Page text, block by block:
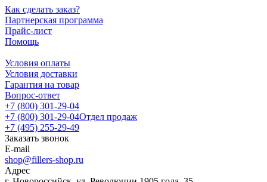
Как сделать заказ?
Партнерская программа
Прайс-лист
Помощь
Условия оплаты
Условия доставки
Гарантия на товар
Вопрос-ответ
+7 (800) 301-29-04
+7 (800) 301-29-04Отдел продаж
+7 (495) 255-29-49
Заказать звонок
E-mail
shop@fillers-shop.ru
Адрес